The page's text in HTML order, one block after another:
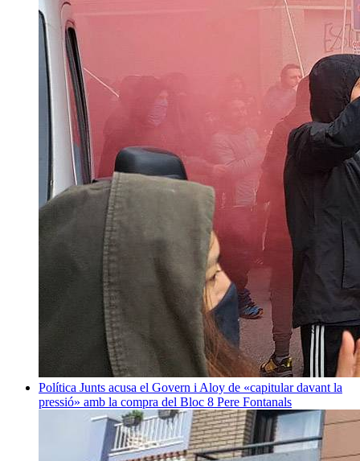
Política Junts acusa el Govern i Aloy de «capitular davant la
pressió» amb la compra del Bloc 8 Pere Fontanals